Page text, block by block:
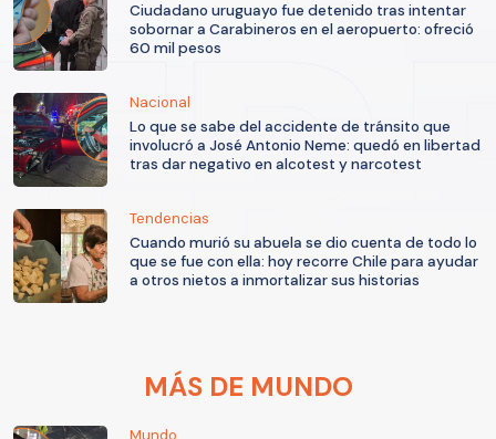
Ciudadano uruguayo fue detenido tras intentar
sobornar a Carabineros en el aeropuerto: ofreció
60 mil pesos
Nacional
Lo que se sabe del accidente de tránsito que
involucró a José Antonio Neme: quedó en libertad
tras dar negativo en alcotest y narcotest
Tendencias
Cuando murió su abuela se dio cuenta de todo lo
que se fue con ella: hoy recorre Chile para ayudar
a otros nietos a inmortalizar sus historias
MÁS DE MUNDO